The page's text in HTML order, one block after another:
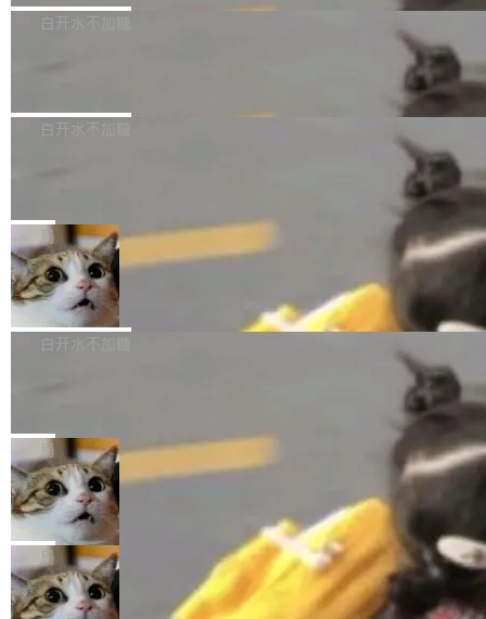
自研的多个文生3D和...
整性保护。效果是：吞吐量提升 41%，每 token
让语音识别不再只是听清，而是真正听懂。通过
w 不要求标准普通话，方言识别覆盖粤语、吴语
新和少量网页兼容性修复版本。 Changes/fixe
容提供的字体时出现的几个问题 为避免音频加
质的最低采样率）的音频格式将被拒绝 修复了 C
SS 圆角虚线样式中可能存在的问题 如果表单中
的图像元素不在同一个子树中，则它们将不再关
联 加...
白开水不加糖
发布的 Release Notes，他利用 AI 工具（如 Co
最强的若干项。对于尚未正式发版的 PG 19，则
通过拉取过去一年内（从 PG 18 Beta1 时间点
至今）的所有 commit，同样交由 AI 分析提炼。
经过人工复核，准确度令人满意。这一方法也为
社区爱好者提供了高效跟踪新版本的思路。
白开水不加糖
维护工作一直与我的日常工作、家务、社交生活
和休闲娱乐竞争时间。" 这是 libexpat 维护者 S
ebastian Pipping 写在博客里的话。8 月 4 日，
他宣布了一个新消息：从 2026 年 8 月 1 日起，
他可以全职维护 libexpat 了，最长 6 个月。发
库之一。你的操作系统、浏览器、无数的基础设
施软件，很可能都在用它。而过去十年，维护它
的人一直在用业余...
局
Firefox 153.0.3 发布
Firefox 153.0.3 现已发布，具体更新内容如
下： New Smart Window 包含多项增强功能：
gi?id=2019042">Bug&nbsp;2019042</a>）</l
i> <li>现在，助手可以直接使用 Exa 的网络搜索
结果回答问题，而无需将问题转交给搜索引擎。
（<a href="https://bugzilla.mozilla.org/show_
bug.cgi?id=204...
白开水不加糖
的 npm 包。项目的核心论点是：容器不适合 Ag
ent 计算。真正适合的，是 Isolate。 Cloudflare
工程师在这件事上没什么可谦虚的——他们用 W
orkers 跑了十年 Isolate。用 CEO Matthew Pri
nce 的话说：「我们一生都在用 Isolate 运行代
码，而 AI Agent 不需要容器，它们需要的是 Iso
late。」 容器为什么不合适 容器的问题在于启动
局
OpenAI 公开邮件和聊天记录回应苹果
诉讼，称“Apple is getting this wron
g”
上个月，苹果一纸诉状把 OpenAI 告上法庭，指
控其挖角苹果前员工并窃取商业秘密。苹果的诉
状把 OpenAI 描述成一个系统性地从前东家挖
人、套取机密信息的对手。 OpenAI 没发律师
局
HUAWEI MatePad Edge上架WorkBu